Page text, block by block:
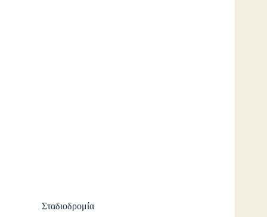
Σταδιοδρομία